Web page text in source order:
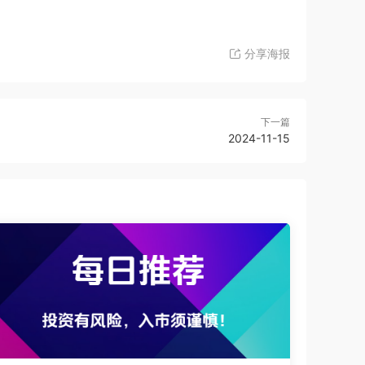
分享海报
下一篇
2024-11-15